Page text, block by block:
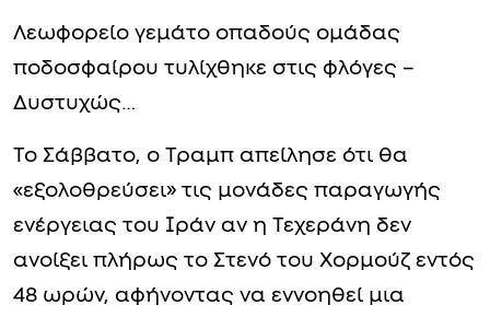
Λεωφορείο γεμάτο οπαδούς ομάδας
ποδοσφαίρου τυλίχθηκε στις φλόγες –
Δυστυχώς…
Το Σάββατο, ο Τραμπ απείλησε ότι θα
«εξολοθρεύσει» τις μονάδες παραγωγής
ενέργειας του Ιράν αν η Τεχεράνη δεν
ανοίξει πλήρως το Στενό του Χορμούζ εντός
48 ωρών, αφήνοντας να εννοηθεί μια